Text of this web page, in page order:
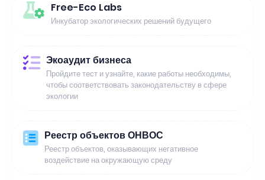
Free-Eco Labs
Инкубатор экологических решений будущего
Экоаудит бизнеса
Пройдите тест и узнайте, какие работы необходимы,
чтобы соответствовать законодательству в сфере
экологии
Реестр объектов ОНВОС
Реестр объектов, оказывающих негативное
воздействие на окружающую среду